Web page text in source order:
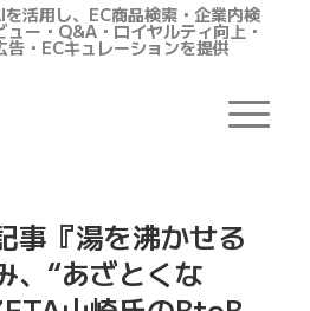
活用し、EC商品検索・企業内検
ュー・Q&A・ロイヤルティ向上・
告・ECキュレーションを提供
事『湯を沸かせる
、“あざとくな